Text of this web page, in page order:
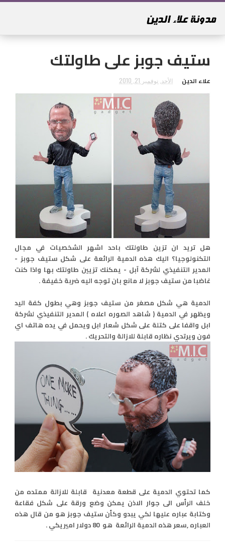
ستيف جوبز على طاولتك
علاء الدين الأحد, نوفمبر 21, 2010
هل تريد ان تزين طاولتك باحد اشهر الشخصيات في مجال
التكنولوجيا؟ اليك هذه الدمية الرائعة على شكل ستيف جوبز -
المدير التنفيذي لشركة آبل - يمكنك تزيين طاولتك بها واذا كنت
غاضبا من ستيف جوبز لا مانع بان توجه اليه ضربة خفيفة .
الدمية هي شكل مصغر من ستيف جوبز وهي بطول كفة اليد
ويظهر في الدمية ( شاهد الصوره اعلاه ) المدير التنفيذي لشركة
ابل واقفا على كتلة على شكل شعار ابل ويحمل في يده هاتف اي
فون ويرتدي نظاره قابلة للازالة والتحريك .
كما تحتوي الدمية على قطعة معدنية قابلة للازالة ممتده من
خلف الرأس الى جوار الاذن يمكن وضع ورقة على شكل فقاعة
وكتابة عباره عليها لكي يبدو وكأن ستيف جوبز هو من قال هذه
العباره ,سعر هذه الدمية الرائعة هو 80 دولار اميريكي .